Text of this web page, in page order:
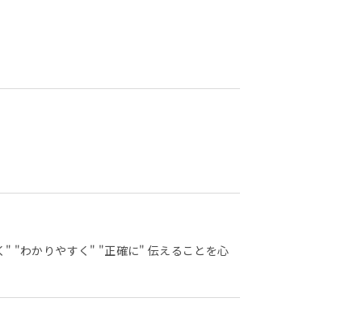
" "わかりやすく" "正確に" 伝えることを心